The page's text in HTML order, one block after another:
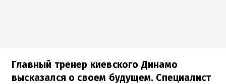
Главный тренер киевского Динамо
высказался о своем будущем. Специалист